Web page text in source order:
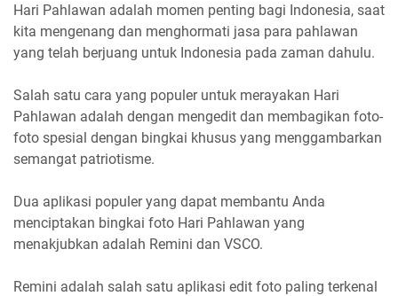
Hari Pahlawan adalah momen penting bagi Indonesia, saat
kita mengenang dan menghormati jasa para pahlawan
yang telah berjuang untuk Indonesia pada zaman dahulu.
Salah satu cara yang populer untuk merayakan Hari
Pahlawan adalah dengan mengedit dan membagikan foto-
foto spesial dengan bingkai khusus yang menggambarkan
semangat patriotisme.
Dua aplikasi populer yang dapat membantu Anda
menciptakan bingkai foto Hari Pahlawan yang
menakjubkan adalah Remini dan VSCO.
Remini adalah salah satu aplikasi edit foto paling terkenal